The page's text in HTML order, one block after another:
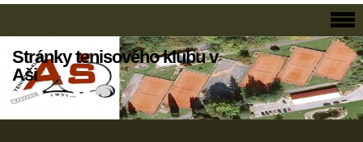
Stránky tenisového klubu v
Aši